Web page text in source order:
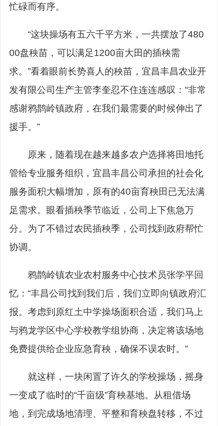
忙碌而有序。
“这块操场有五六千平方米，一共摆放了480
00盘秧苗，可以满足1200亩大田的插秧需
求。”看着眼前长势喜人的秧苗，宜昌丰昌农业开
发有限公司生产主管李奎忍不住连连感叹：“非常
感谢鸦鹊岭镇政府，在我们最需要的时候伸出了
援手。”
原来，随着现在越来越多农户选择将田地托
管给专业服务组织，宜昌丰昌公司承担的社会化
服务面积大幅增加，原有的40亩育秧田已无法满
足需求。眼看插秧季节临近，公司上下焦急万
分。为了不错过农民插秧季，公司找到政府帮忙
协调。
鸦鹊岭镇农业农村服务中心技术员张学平回
忆：“丰昌公司找到我们后，我们立即向镇政府汇
报。考虑到原红土中学操场面积合适，我们马上
与鸦龙学区中心学校教学组协商，决定将该场地
免费提供给企业应急育秧，确保不误农时。”
就这样，一块闲置了许久的学校操场，摇身
一变成了临时的“千亩级”育秧基地。从租借场
地，到完成场地清理、平整和育秧盘转移，不过